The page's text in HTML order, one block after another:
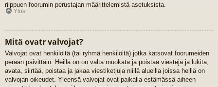
riippuen foorumin perustajan määrittelemistä asetuksista.
Ylös
Mitä ovatr valvojat?
Valvojat ovat henkilöitä (tai ryhmä henkilöitä) jotka katsovat foorumeiden
perään päivittäin. Heillä on on valta muokata ja poistaa viestejä ja lukita,
avata, siirtää, poistaa ja jakaa viestiketjuja niillä alueilla joissa heillä on
valvojan oikeudet. Yleensä valvojat ovat paikalla estämässä aiheen